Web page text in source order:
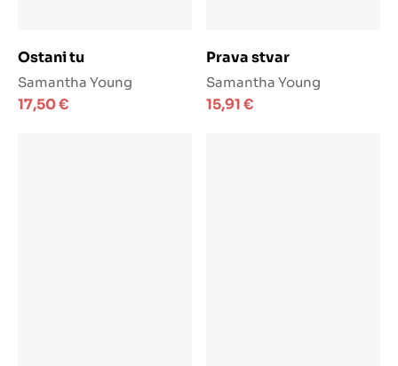
Ostani tu
Samantha Young
17,50€
Prava stvar
Samantha Young
15,91€